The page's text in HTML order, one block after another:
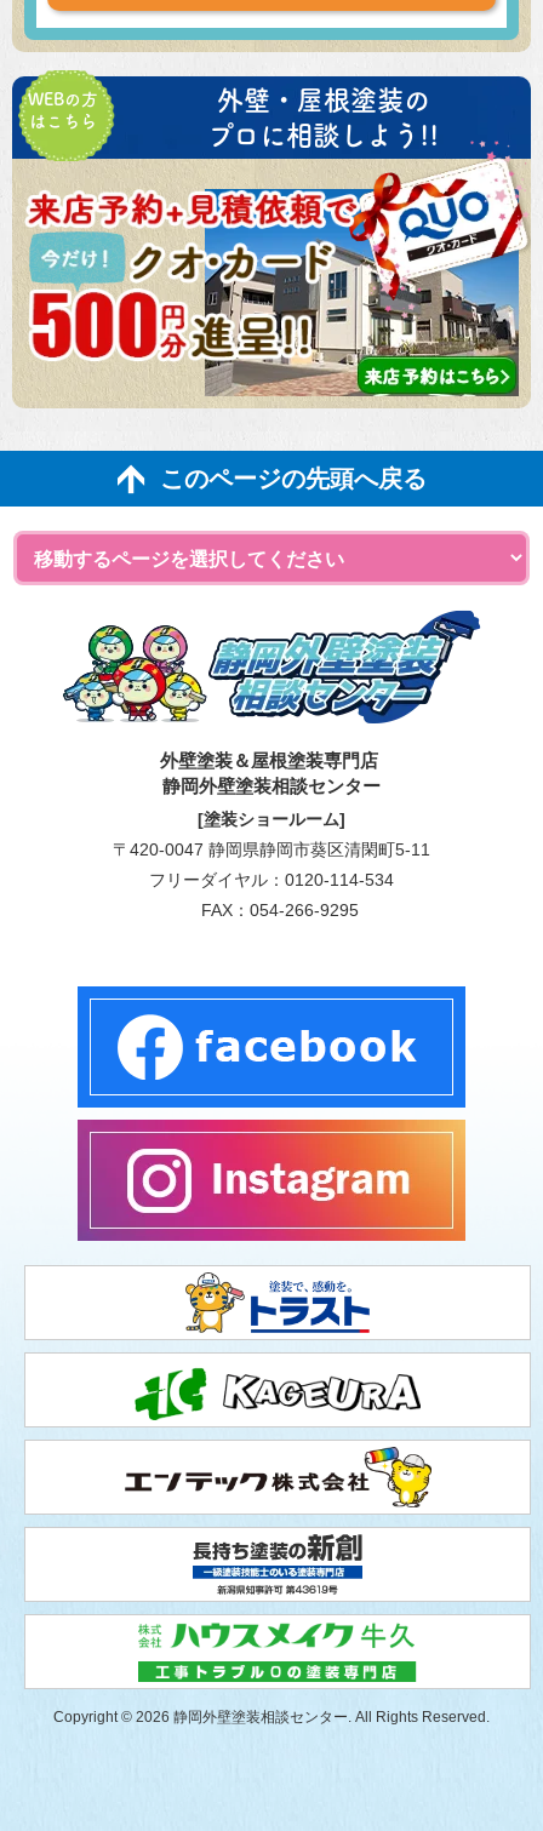
WEBの方
はこちら
外壁・屋根塗装の
プロに相談しよう!!
このページの先頭へ戻る
外壁塗装＆屋根塗装専門店
静岡外壁塗装相談センター
[塗装ショールーム]
〒420-0047 静岡県静岡市葵区清閑町5-11
フリーダイヤル： 0120-114-534
FAX：054-266-9295
Copyright © 2026 静岡外壁塗装相談センター. All Rights Reserved.